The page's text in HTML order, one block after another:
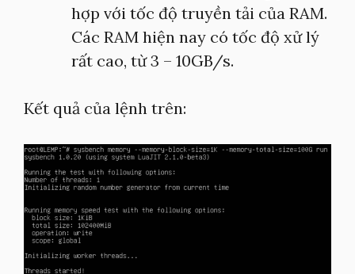
hợp với tốc độ truyền tải của RAM.
Các RAM hiện nay có tốc độ xử lý
rất cao, từ 3 – 10GB/s.
Kết quả của lệnh trên: